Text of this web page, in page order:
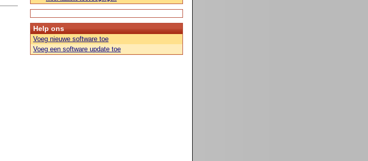
Help ons
Voeg nieuwe software toe
Voeg een software update toe